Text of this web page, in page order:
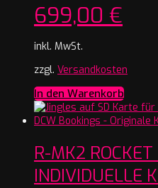
699,00 €
inkl. MwSt.
zzgl. Versandkosten
In den Warenkorb
R-MK2 ROCKET
INDIVIDUELLE